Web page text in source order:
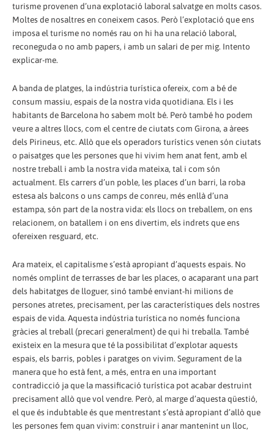
turisme provenen d’una explotació laboral salvatge en molts casos.
Moltes de nosaltres en coneixem casos. Però l’explotació que ens
imposa el turisme no només rau on hi ha una relació laboral,
reconeguda o no amb papers, i amb un salari de per mig. Intento
explicar-me.
A banda de platges, la indústria turística ofereix, com a bé de
consum massiu, espais de la nostra vida quotidiana. Els i les
habitants de Barcelona ho sabem molt bé. Però també ho podem
veure a altres llocs, com el centre de ciutats com Girona, a àrees
dels Pirineus, etc. Allò que els operadors turístics venen són ciutats
o paisatges que les persones que hi vivim hem anat fent, amb el
nostre treball i amb la nostra vida mateixa, tal i com són
actualment. Els carrers d’un poble, les places d’un barri, la roba
estesa als balcons o uns camps de conreu, més enllà d’una
estampa, són part de la nostra vida: els llocs on treballem, on ens
relacionem, on batallem i on ens divertim, els indrets que ens
ofereixen resguard, etc.
Ara mateix, el capitalisme s’està apropiant d’aquests espais. No
només omplint de terrasses de bar les places, o acaparant una part
dels habitatges de lloguer, sinó també enviant-hi milions de
persones atretes, precisament, per las característiques dels nostres
espais de vida. Aquesta indústria turística no només funciona
gràcies al treball (precari generalment) de qui hi treballa. També
existeix en la mesura que té la possibilitat d’explotar aquests
espais, els barris, pobles i paratges on vivim. Segurament de la
manera que ho està fent, a més, entra en una important
contradicció ja que la massificació turística pot acabar destruint
precisament allò que vol vendre. Però, al marge d’aquesta qüestió,
el que és indubtable és que mentrestant s’està apropiant d’allò que
les persones fem quan vivim: construir i anar mantenint un lloc,